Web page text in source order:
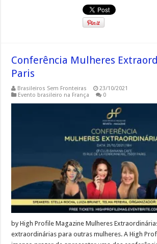
Conferência Mulheres
Paris
Brasileiros Sem Fronteiras
23/10/2021
Evento brasileiro na França
0
by High Profile Magazine Mulheres
extraordinárias para outras mulheres. A High